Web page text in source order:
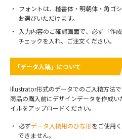
フォントは、楷書体・明朝体・角ゴ
お選びいただけます。
入力内容のご確認画面で、必ず「作
チェックを入れ、ご注文ください。
「データ入稿」について
Illustrator形式のデータでのご入稿方法で
商品の購入前にデザインデータを作成
イルをアップロードください。
必ずデータ入稿用のひな形をご使用
できません。